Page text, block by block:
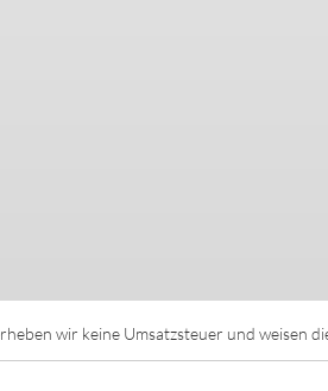
wir keine Umsatzsteuer und weisen